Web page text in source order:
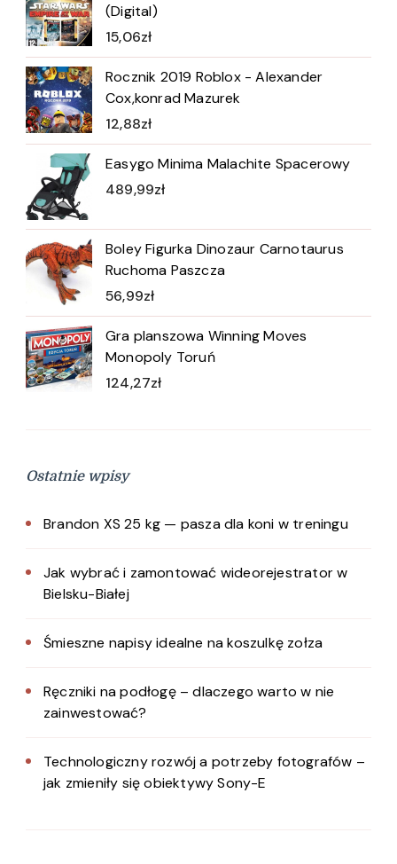
(Digital)
15,06zł
Rocznik 2019 Roblox - Alexander
Cox,konrad Mazurek
12,88zł
Easygo Minima Malachite Spacerowy
489,99zł
Boley Figurka Dinozaur Carnotaurus
Ruchoma Paszcza
56,99zł
Gra planszowa Winning Moves
Monopoly Toruń
124,27zł
Ostatnie wpisy
Brandon XS 25 kg — pasza dla koni w treningu
Jak wybrać i zamontować wideorejestrator w
Bielsku-Białej
Śmieszne napisy idealne na koszulkę zołza
Ręczniki na podłogę – dlaczego warto w nie
zainwestować?
Technologiczny rozwój a potrzeby fotografów –
jak zmieniły się obiektywy Sony-E